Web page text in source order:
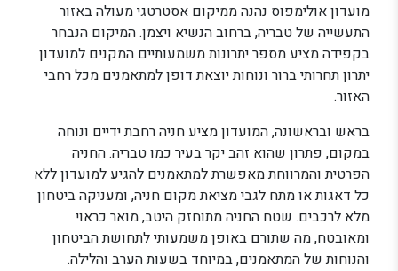
מועדון אולימפוס נהנה ממיקום אסטרטגי מעולה באזור
התעשייה של טבריה, ברחוב הנשיא ויצמן. המיקום הנבחר
בקפידה מציע מספר יתרונות משמעותיים המקנים למועדון
יתרון תחרותי ברור ונוחות יוצאת דופן למתאמנים מכל רחבי
האזור.
בראש ובראשונה, המועדון מציע חניה רחבת ידיים ונוחה
במקום, פתרון שהוא זהב יקר בעיר כמו טבריה. החניה
הפרטית והמרווחת מאפשרת למתאמנים להגיע למועדון ללא
כל דאגות או מתח לגבי מציאת מקום חניה, ומעניקה ביטחון
מלא לרכבים. שטח החניה מתוחזק היטב, מואר כראוי
ומאובטח, מה שתורם באופן משמעותי לתחושת הביטחון
והנוחות של המתאמנים, במיוחד בשעות הערב והלילה.